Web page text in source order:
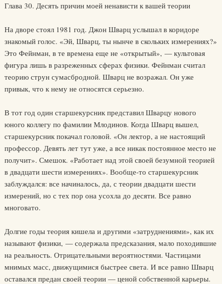
Глава 30. Десять причин моей ненависти к вашей теории
На дворе стоял 1981 год. Джон Шварц услышал в коридоре
знакомый голос. «Эй, Шварц, ты нынче в скольких измерениях?»
Это Фейнман, в те времена еще не «открытый», — культовая
фигура лишь в разреженных сферах физики. Фейнман считал
теорию струн сумасбродной. Шварц не возражал. Он уже
привык, что к нему не относятся серьезно.
В тот год один старшекурсник представил Шварцу нового
юного коллегу по фамилии Млодинов. Когда Шварц вышел,
старшекурсник покачал головой. «Он лектор, а не настоящий
профессор. Девять лет тут уже, а все никак постоянное место не
получит». Смешок. «Работает над этой своей безумной теорией
в двадцати шести измерениях». Вообще-то старшекурсник
заблуждался: все начиналось, да, с теории двадцати шести
измерений, но с тех пор она усохла до десяти. Все равно
многовато.
Долгие годы теория кишела и другими «затруднениями», как их
называют физики, — содержала предсказания, мало походившие
на реальность. Отрицательными вероятностями. Частицами
мнимых масс, движущимися быстрее света. И все равно Шварц
оставался предан своей теории — ценой собственной карьеры.